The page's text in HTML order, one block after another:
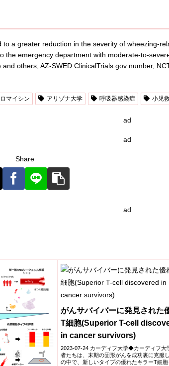
to a greater reduction in the severity of wheezing-
the emergency department with moderate-to-
others; AZ-SWED ClinicalTrials.gov number,
マイシン アリゾナ大学 呼吸器感染症 小児
ad
ad
Share
ad
がんサバイバーに発見された
T細胞(Superior T-cell
in cancer survivors)
2023-07-24 カーディフ大学◆カーディフ大
者たちは、末期の固形がんを成功裏に克服
の中で、新しいタイプの優れたキラーT細胞